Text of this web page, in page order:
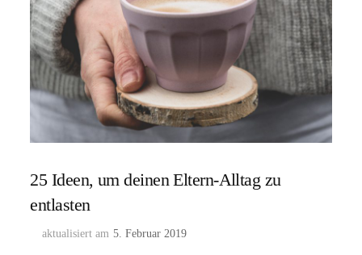
25 Ideen, um deinen Eltern-Alltag zu
entlasten
aktualisiert am 5. Februar 2019